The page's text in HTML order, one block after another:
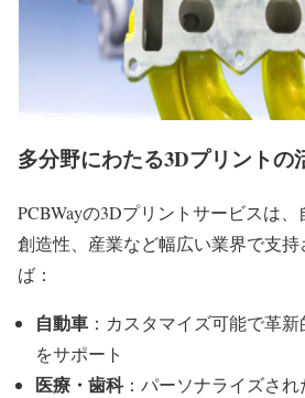
多分野にわたる3Dプリントの
PCBWayの3Dプリントサービスは
創造性、産業など幅広い業界で支持
ば：
自動車 ：カスタマイズ可能で革
をサポート
医療・歯科：パーソナライズさ